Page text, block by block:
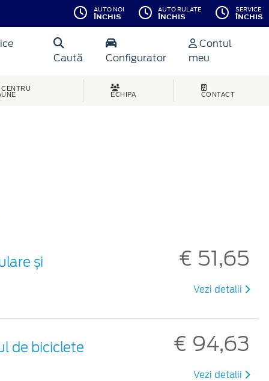
AUTO NOI
ÎNCHIS
AUTO RULATE
ÎNCHIS
SERVICE
ÎNCHIS
Caută Configurator
Contul
meu
CENTRU
ECHIPA CONTACT
și
€ 51,65
Vezi detalii
de biciclete
€ 94,63
Vezi detalii